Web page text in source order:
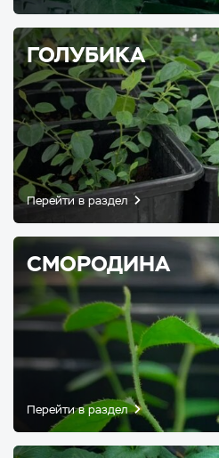
ГОЛУБИКА
Перейти в раздел
СМОРОДИНА
Перейти в раздел